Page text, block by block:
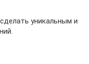
уникальным и